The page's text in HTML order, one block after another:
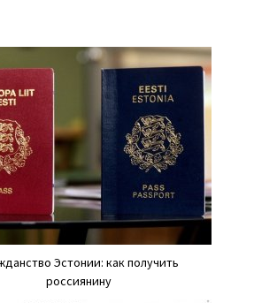
Эстонии: как получить
россиянину